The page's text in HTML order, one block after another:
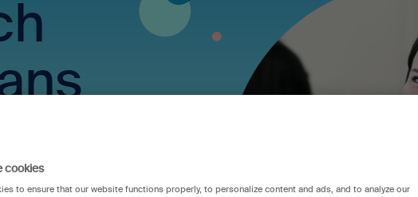
cookies
to ensure that our website functions properly, to personalize content and ads, and to analyze our